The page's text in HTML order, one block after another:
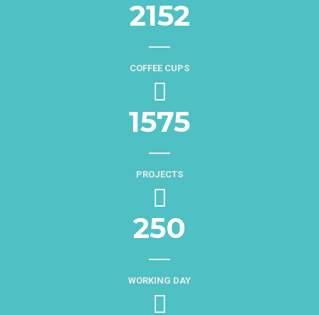
2152
COFFEE CUPS
1575
PROJECTS
250
WORKING DAY